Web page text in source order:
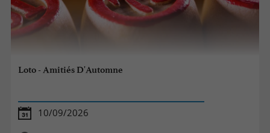
Loto - Amitiés D'Automne
10/09/2026